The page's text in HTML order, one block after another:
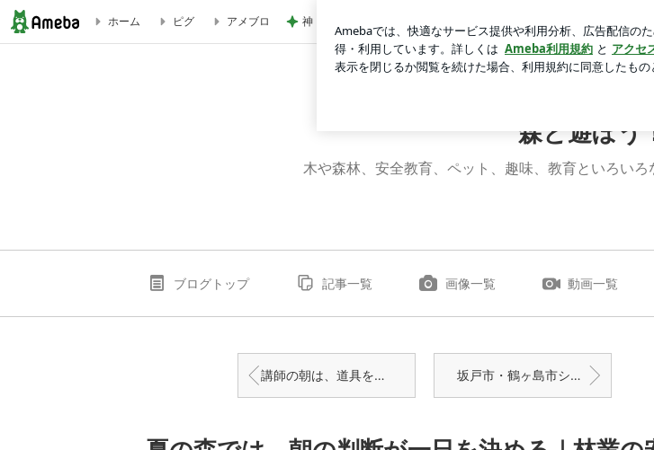
うまくなる人が未来をつくる｜林業に必要なのは才能より成長力 | 森と遊ぼう！！
ホーム ピグ アメブロ 神トクでお得すぎた日焼け止め
森と遊ぼう
木や森林、安全教育、ペット、趣味、教育といろい
ブログトップ 記事一覧 画像一覧 動画一覧
講師の朝は、道具を見ることから始まる｜森の仕事人日記 第1回 坂戸市・鶴ヶ島市シルバー人材センター合同で刈払機安全衛生講習を実施｜出張講習レポート